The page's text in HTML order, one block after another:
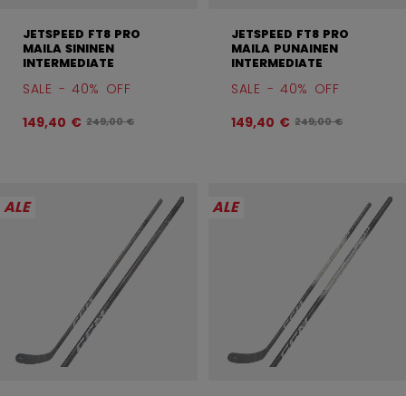
JETSPEED FT8 PRO
MAILA SININEN
INTERMEDIATE
SALE - 40% OFF
149,40 € Alkuperäinen hinta ennen alennusta oli
249,00 €
JETSPEED FT8 PRO
MAILA PUNAINEN
INTERMEDIATE
SALE - 40% OFF
149,40 € Alkuperäinen hinta
249,00 €
ALE ALE